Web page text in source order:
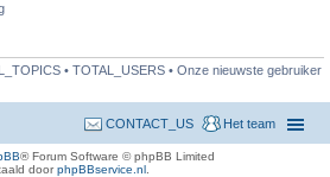
• TOTAL_USERS • Onze nieuwste gebruiker
Het team
CONTACT_US
® Forum Software © phpBB Limited
doorphpBBservice.nl.